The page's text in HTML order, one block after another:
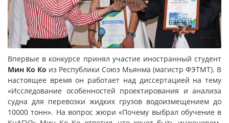
Впервые в конкурсе принял участие иностранный студент
Мин Ко Ко из Республики Союз Мьянма (магистр ФЭТМТ). В
настоящее время он работает над диссертацией на тему
«Исследование особенностей проектирования и анализа
судна для перевозки жидких грузов водоизмещением до
10000 тонн». На вопрос жюри «Почему выбрал обучение в